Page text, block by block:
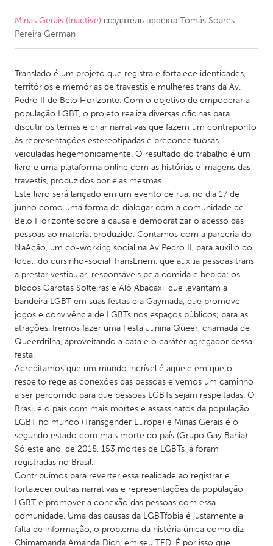
CANADA
Newmarket
Ottawa
South Shore
Toronto
MALAYSIA
NETHERLANDS
Leiden
Rotterdam
Utrecht
QATAR
Qatar
SINGAPORE
Singapore
UNITED KINGDOM
Glasgow
UNITED STATES
Baltimore, MD
Boston, MA
Burlingame-San Mateo, CA
Cass Clay
Chicago, IL
Cleveland, OH
Detroit, MI
Durham, NC
Minas Gerais (Inactive) создатель проекта Tomás Soares
Pereira German
Translado é um projeto que registra e fortalece identidades,
territórios e memórias de travestis e mulheres trans da Av.
Pedro II de Belo Horizonte. Com o objetivo de empoderar a
população LGBT, o projeto realiza diversas oficinas para
discutir os temas e criar narrativas que fazem um contraponto
às representações estereotipadas e preconceituosas
veiculadas hegemonicamente. O resultado do trabalho é um
livro e uma plataforma online com as histórias e imagens das
travestis, produzidos por elas mesmas.
Este livro será lançado em um evento de rua, no dia 17 de
junho como uma forma de dialogar com a comunidade de
Belo Horizonte sobre a causa e democratizar o acesso das
pessoas ao material produzido. Contamos com a parceria do
NaAção, um co-working social na Av Pedro II, para auxilio do
local; do cursinho-social TransEnem, que auxilia pessoas trans
a prestar vestibular, responsáveis pela comida e bebida; os
blocos Garotas Solteiras e Alô Abacaxi, que levantam a
bandeira LGBT em suas festas e a Gaymada, que promove
jogos e convivência de LGBTs nos espaços públicos; para as
atrações. Iremos fazer uma Festa Junina Queer, chamada de
Queerdrilha, aproveitando a data e o caráter agregador dessa
festa.
Acreditamos que um mundo incrível é aquele em que o
respeito rege as conexões das pessoas e vemos um caminho
a ser percorrido para que pessoas LGBTs sejam respeitadas. O
Brasil é o país com mais mortes e assassinatos da população
LGBT no mundo (Transgender Europe) e Minas Gerais é o
segundo estado com mais morte do país (Grupo Gay Bahia).
Só este ano, de 2018, 153 mortes de LGBTs já foram
registradas no Brasil.
Contribuímos para reverter essa realidade ao registrar e
fortalecer outras narrativas e representações da população
LGBT e promover a conexão das pessoas com essa
comunidade. Uma das causas da LGBTfobia é justamente a
falta de informação, o problema da história única como diz
Chimamanda Amanda Dich, em seu TED. É por isso que